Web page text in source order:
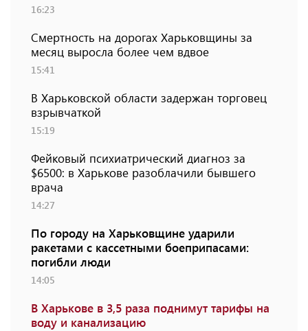
16:23
Смертность на дорогах Харьковщины за
месяц выросла более чем вдвое
15:41
В Харьковской области задержан торговец
взрывчаткой
15:19
Фейковый психиатрический диагноз за
$6500: в Харькове разоблачили бывшего
врача
14:27
По городу на Харьковщине ударили
ракетами с кассетными боеприпасами:
погибли люди
14:05
В Харькове в 3,5 раза поднимут тарифы на
воду и канализацию